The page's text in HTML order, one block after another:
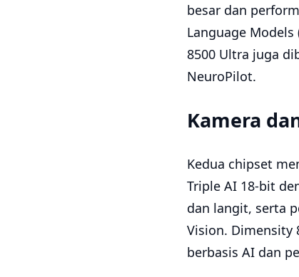
besar dan
Language
8500 Ultra juga
NeuroPilot.
Kamera
Kedua chipset
Triple AI 18-bit
dan langit, serta
Vision. Dimensity
berbasis AI dan